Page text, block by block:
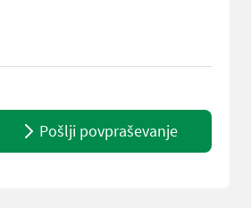
Beleuchtung für die
Pošlji povpraševanje